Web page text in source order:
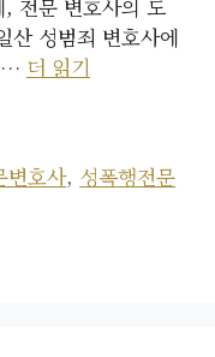
전문 변호사의 도
산 성범죄 변호사에
… 더 읽기
변호사, 성폭행전문